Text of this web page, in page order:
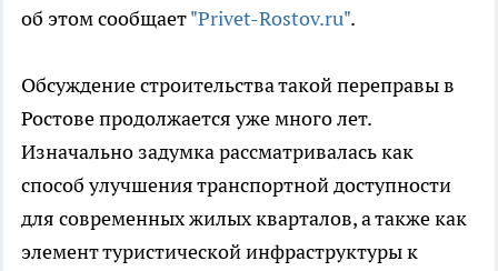
об этом сообщает"Privet-Rostov.ru".
Обсуждение строительства такой переправы в
Ростове продолжается уже много лет.
Изначально задумка рассматривалась как
способ улучшения транспортной доступности
для современных жилых кварталов, а также как
элемент туристической инфраструктуры к